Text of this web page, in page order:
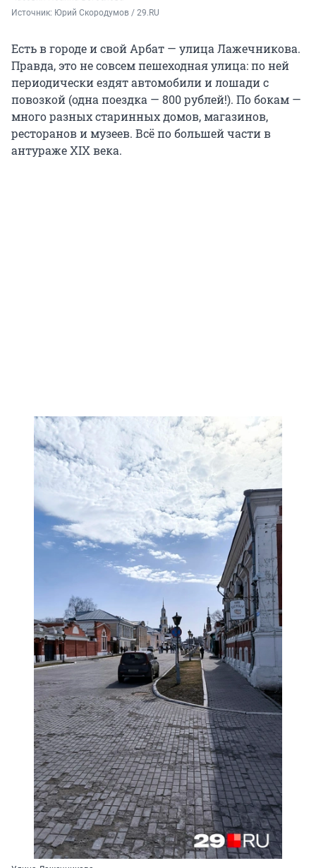
Источник: Юрий Скородумов / 29.RU
Есть в городе и свой Арбат — улица Лажечникова.
Правда, это не совсем пешеходная улица: по ней
периодически ездят автомобили и лошади с
повозкой (одна поездка — 800 рублей!). По бокам —
много разных старинных домов, магазинов,
ресторанов и музеев. Всё по большей части в
антураже XIX века.